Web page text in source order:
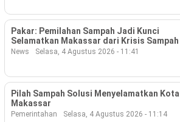
Pakar: Pemilahan Sampah Jadi Kunci
Selamatkan Makassar dari Krisis Sampah
News Selasa, 4 Agustus 2026 - 11:41
Pilah Sampah Solusi Menyelamatkan Kota
Makassar
Pemerintahan Selasa, 4 Agustus 2026 - 11:14